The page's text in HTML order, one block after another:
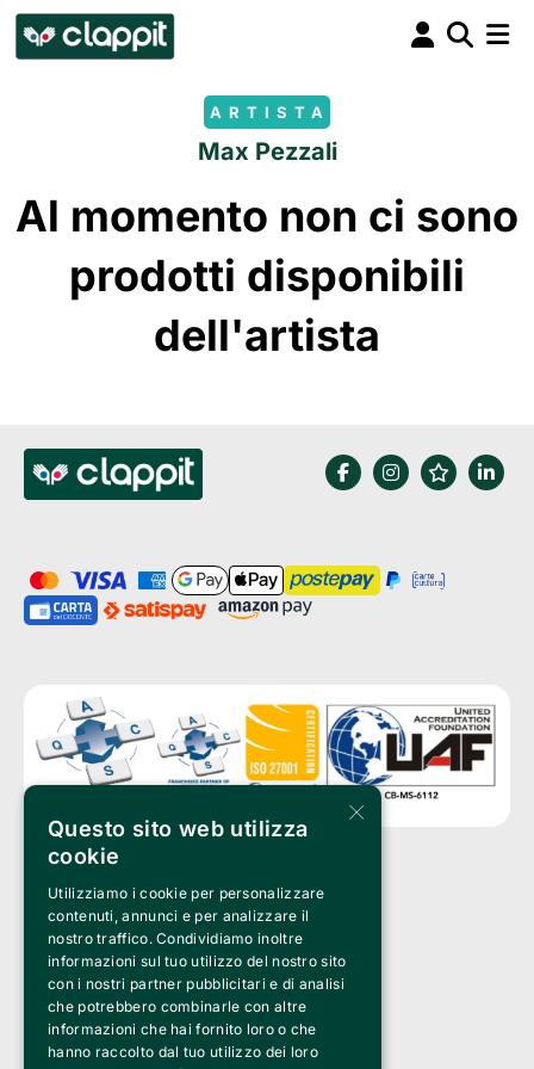
ARTISTA
Max Pezzali
Al momento non ci sono
prodotti disponibili
dell'artista
Clappit è un marchio di proprietà di:
Bemils Srl
a Socio Unico
Via Fosse Ardeatine, 4 -20092 Cinisello Balsamo (MI)
PI 05589050961
Iscr. C.C.I.A.A. Milano R.E.A. 1833471
© 2010-2025 Bemils Srl - Tutti i diritti riservati
Credits:
×
Questo sito web utilizza
cookie
Utilizziamo i cookie per personalizzare
contenuti, annunci e per analizzare il
nostro traffico. Condividiamo inoltre
informazioni sul tuo utilizzo del nostro sito
con i nostri partner pubblicitari e di analisi
che potrebbero combinarle con altre
informazioni che hai fornito loro o che
hanno raccolto dal tuo utilizzo dei loro